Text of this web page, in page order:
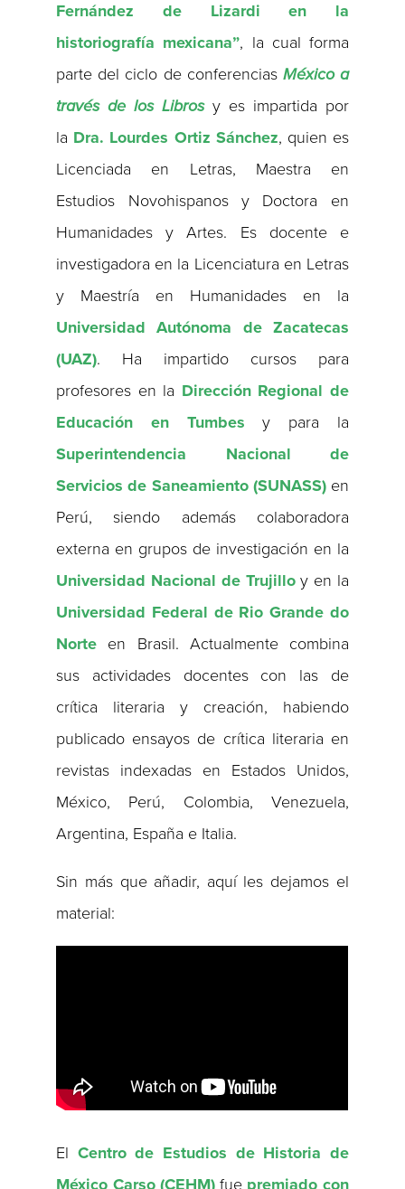
Fernández de Lizardi en la
historiografía mexicana”, la cual forma
parte del ciclo de conferencias México a
través de los Librosy es impartida por
la Dra. Lourdes Ortiz Sánchez, quien es
Licenciada en Letras, Maestra en
Estudios Novohispanos y Doctora en
Humanidades y Artes. Es docente e
investigadora en la Licenciatura en Letras
y Maestría en Humanidades en la
Universidad Autónoma de Zacatecas
(UAZ). Ha impartido cursos para
profesores en la Dirección Regional de
Educación en Tumbes y para la
Superintendencia Nacional de
Servicios de Saneamiento (SUNASS)en
Perú, siendo además colaboradora
externa en grupos de investigación en la
Universidad Nacional de Trujilloy en la
Universidad Federal de Rio Grande do
Norte en Brasil. Actualmente combina
sus actividades docentes con las de
crítica literaria y creación, habiendo
publicado ensayos de crítica literaria en
revistas indexadas en Estados Unidos,
México, Perú, Colombia, Venezuela,
Argentina, España e Italia.
Sin más que añadir, aquí les dejamos el
material:
El Centro de Estudios de Historia de
México Carso (CEHM)fue premiado con